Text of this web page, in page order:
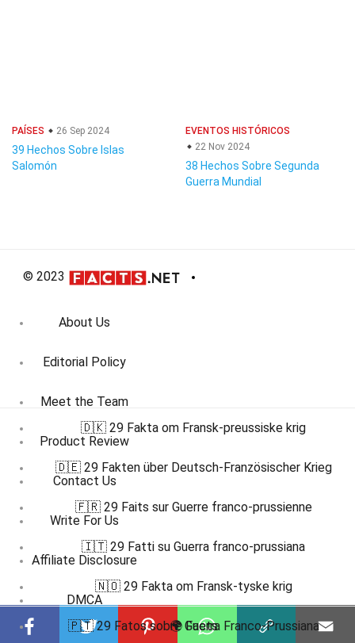
PAÍSES 26 Sep 2024
39 Hechos Sobre Islas
Salomón
EVENTOS HISTÓRICOS
22 Nov 2024
38 Hechos Sobre Segunda
Guerra Mundial
© 2023
About Us
Editorial Policy
Meet the Team
Product Review
Contact Us
Write For Us
Affiliate Disclosure
DMCA
🇩🇰 29 Fakta om Fransk-preussiske krig
🇩🇪 29 Fakten über Deutsch-Französischer Krieg
🇫🇷 29 Faits sur Guerre franco-prussienne
🇮🇹 29 Fatti su Guerra franco-prussiana
🇳🇴 29 Fakta om Fransk-tyske krig
🇵🇹 29 Fatos sobre Guerra Franco-Prussiana
🌍 Facts